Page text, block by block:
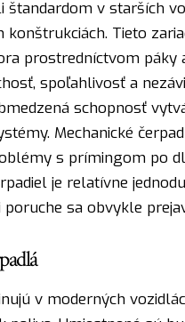
štandardom v starších
konštrukciách. Tieto
prostredníctvom páky
spoľahlivosť a
schopnosť
Mechanické
s prímingom po
je relatívne
poruche sa obvykle
v moderných